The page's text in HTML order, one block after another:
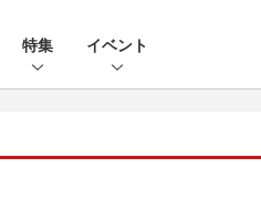
特集 イベント